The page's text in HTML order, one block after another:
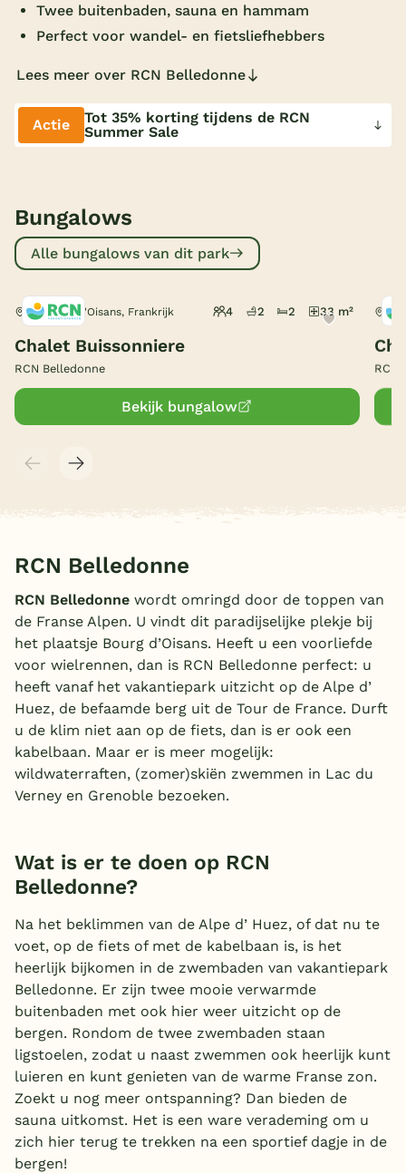
Alle populaire faciliteiten
Bestemmingen
Limburg
Onze e-boeken
Twee buitenbaden, sauna en hammam
Perfect voor wandel- en fietsliefhebbers
Lees meer over RCN Belledonne
Actie
Tot 35% korting tijdens de RCN
Summer Sale
Bungalows
Alle bungalows van dit park
Le Bourg-d'Oisans, Frankrijk 4 2 2 33 m²
Chalet Buissonniere
RCN Belledonne
Bekijk bungalow
Le
RCN
RCN Belledonne
RCN Belledonne wordt omringd door de toppen van
de Franse Alpen. U vindt dit paradijselijke plekje bij
het plaatsje Bourg d’Oisans. Heeft u een voorliefde
voor wielrennen, dan is RCN Belledonne perfect: u
heeft vanaf het vakantiepark uitzicht op de Alpe d’
Huez, de befaamde berg uit de Tour de France. Durft
u de klim niet aan op de fiets, dan is er ook een
kabelbaan. Maar er is meer mogelijk:
wildwaterraften, (zomer)skiën zwemmen in Lac du
Verney en Grenoble bezoeken.
Wat is er te doen op RCN
Belledonne?
Na het beklimmen van de Alpe d’ Huez, of dat nu te
voet, op de fiets of met de kabelbaan is, is het
heerlijk bijkomen in de zwembaden van vakantiepark
Belledonne. Er zijn twee mooie verwarmde
buitenbaden met ook hier weer uitzicht op de
bergen. Rondom de twee zwembaden staan
ligstoelen, zodat u naast zwemmen ook heerlijk kunt
luieren en kunt genieten van de warme Franse zon.
Zoekt u nog meer ontspanning? Dan bieden de
sauna uitkomst. Het is een ware verademing om u
zich hier terug te trekken na een sportief dagje in de
bergen!